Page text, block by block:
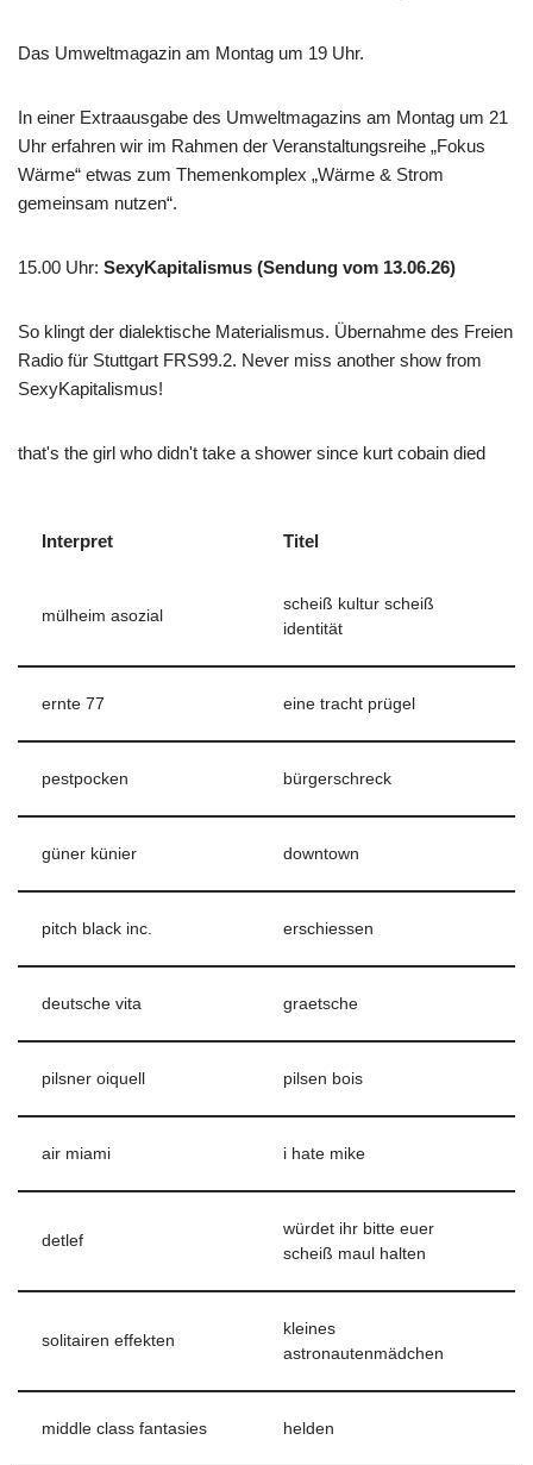
Das Umweltmagazin am Montag um 19 Uhr.
In einer Extraausgabe des Umweltmagazins am Montag um 21
Uhr erfahren wir im Rahmen der Veranstaltungsreihe „Fokus
Wärme“ etwas zum Themenkomplex „Wärme & Strom
gemeinsam nutzen“.
15.00 Uhr: SexyKapitalismus (Sendung vom 13.06.26)
So klingt der dialektische Materialismus. Übernahme des Freien
Radio für Stuttgart FRS99.2. Never miss another show from
SexyKapitalismus!
that's the girl who didn't take a shower since kurt cobain died
Interpret Titel
mülheim asozial
scheiß kultur scheiß
identität
ernte 77 eine tracht prügel
pestpocken bürgerschreck
güner künier downtown
pitch black inc. erschiessen
deutsche vita graetsche
pilsner oiquell pilsen bois
air miami i hate mike
detlef
würdet ihr bitte euer
scheiß maul halten
solitairen effekten
kleines
astronautenmädchen
middle class fantasies helden